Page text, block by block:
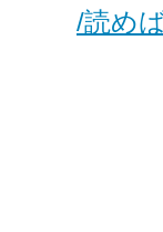
/読め